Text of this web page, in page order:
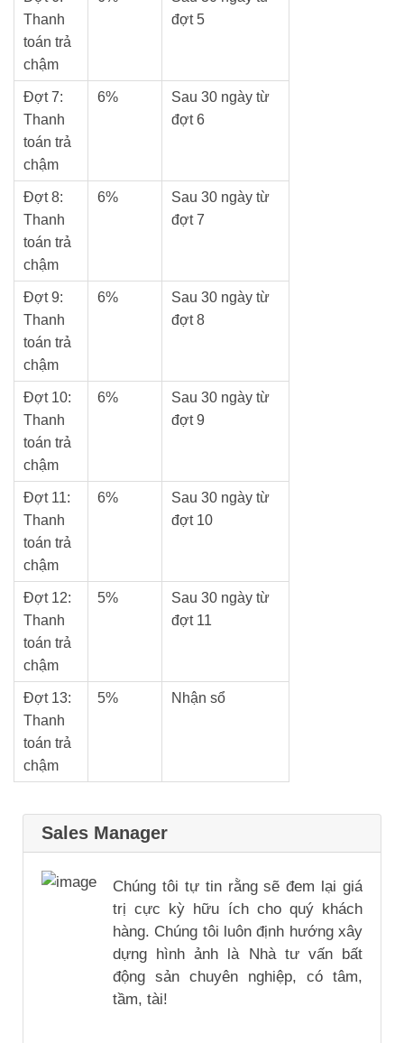
Thanh
toán trả
chậm
đợt 5
Đợt 7:
Thanh
toán trả
chậm
6%
Sau 30 ngày từ
đợt 6
Đợt 8:
Thanh
toán trả
chậm
6%
Sau 30 ngày từ
đợt 7
Đợt 9:
Thanh
toán trả
chậm
6%
Sau 30 ngày từ
đợt 8
Đợt 10:
Thanh
toán trả
chậm
6%
Sau 30 ngày từ
đợt 9
Đợt 11:
Thanh
toán trả
chậm
6%
Sau 30 ngày từ
đợt 10
Đợt 12:
Thanh
toán trả
chậm
5%
Sau 30 ngày từ
đợt 11
Đợt 13:
Thanh
toán trả
chậm
5% Nhận sổ
Sales Manager
Chúng tôi tự tin rằng sẽ đem lại giá
trị cực kỳ hữu ích cho quý khách
hàng. Chúng tôi luôn định hướng xây
dựng hình ảnh là Nhà tư vấn bất
động sản chuyên nghiệp, có tâm,
tầm, tài!